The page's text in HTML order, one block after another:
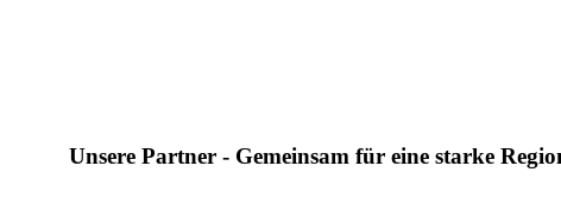
Unsere Partner - Gemeinsam für eine starke